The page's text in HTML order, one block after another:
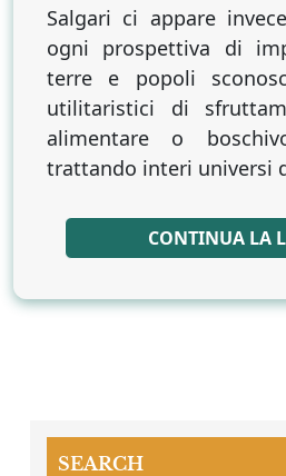
positiva
sfida
umana
nella
volontà
di
dei
profili
Salgari ci appare
ogni prospettiva di
terre e popoli
utilitaristici di
alimentare o
trattando interi universi
CONTINUA LA
SEARCH